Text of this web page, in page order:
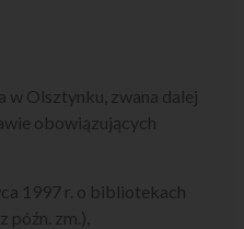
Olsztynku, zwana dalej
obowiązujących
1997 r. o bibliotekach
późn. zm.),